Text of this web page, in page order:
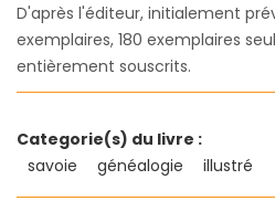
D'après l'éditeur, initialement
exemplaires, 180 exemplaires
entièrement souscrits.
Categorie(s) du livre :
savoie
généalogie illustré